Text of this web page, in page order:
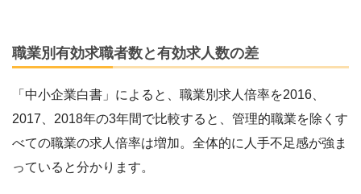
職業別有効求職者数と有効求人数の差
「中小企業白書」によると、職業別求人倍率を2016、
2017、2018年の3年間で比較すると、管理的職業を除くす
べての職業の求人倍率は増加。全体的に人手不足感が強ま
っていると分かります。